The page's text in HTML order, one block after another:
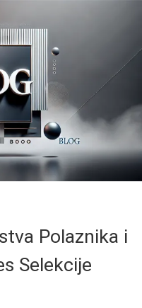
Polaznika i
Selekcije